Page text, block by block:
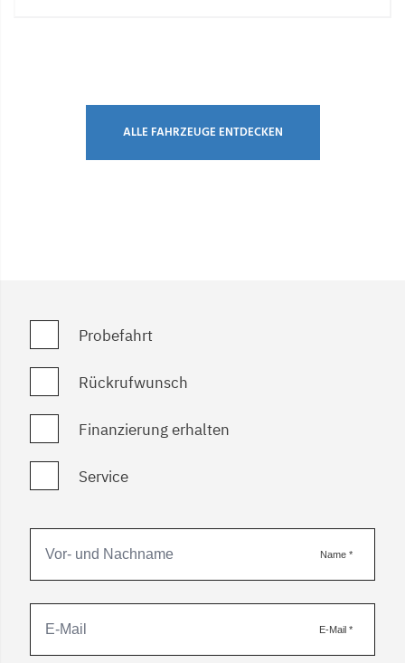
ALLE FAHRZEUGE ENTDECKEN
Probefahrt
Rückrufwunsch
Finanzierung erhalten
Service
Name *
E-Mail *